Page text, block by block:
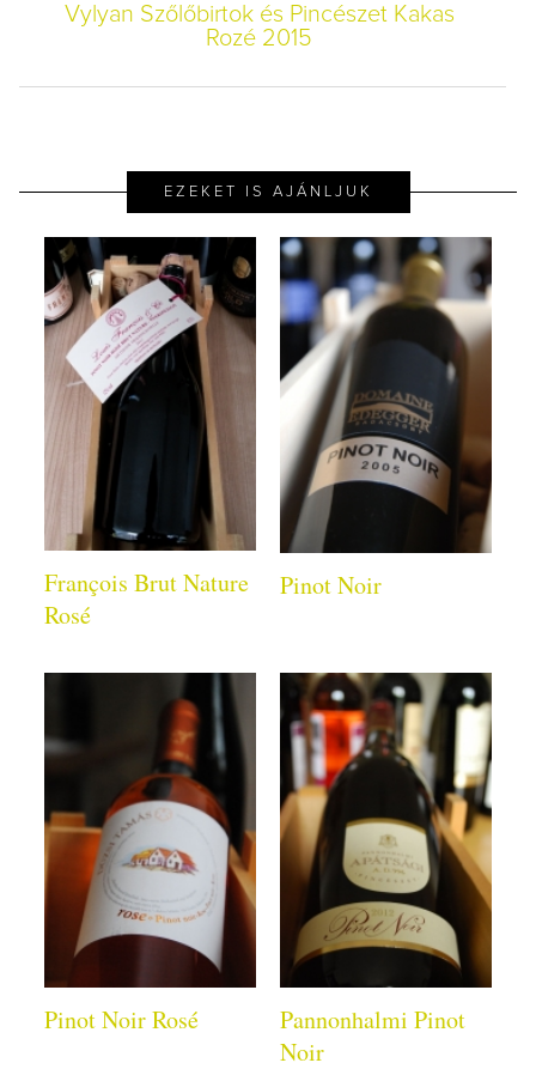
Vylyan Szőlőbirtok és Pincészet Kakas
Rozé 2015
EZEKET IS AJÁNLJUK
François Brut Nature
Rosé
Pinot Noir
Pinot Noir Rosé
Pannonhalmi Pinot
Noir